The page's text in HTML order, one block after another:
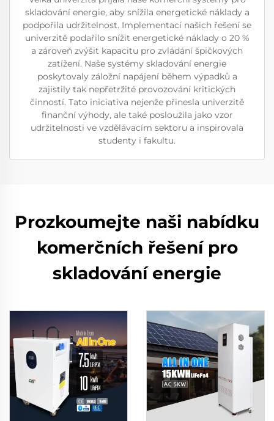
skladování energie, aby snížila energetické náklady a
podpořila udržitelnost. Implementací našich řešení se
univerzitě podařilo snížit energetické náklady o 20 %
a zároveň zvýšit kapacitu pro zvládání špičkových
zatížení. Naše systémy skladování energie
poskytovaly záložní napájení během výpadků a
zajistily tak nepřetržité provozování kritických
činností. Tato iniciativa nejenže přinesla univerzitě
finanční výhody, ale také posloužila jako vzor
udržitelnosti ve vzdělávacím sektoru a inspirovala
studenty i fakultu.
Prozkoumejte naši nabídku
komerčních řešení pro
skladování energie